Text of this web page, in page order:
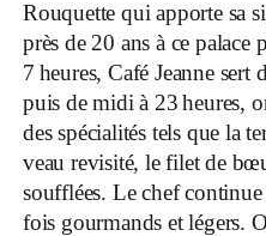
Rouquette qui apporte sa
près de 20 ans à ce palace
7 heures, Café Jeanne
puis de midi à 23 heures,
des spécialités tels que la
veau revisité, le filet de
soufflées. Le chef
fois gourmands et légers.